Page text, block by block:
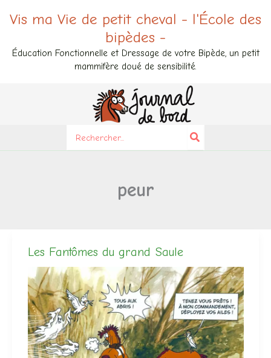
Vis ma Vie de petit cheval - l'École des
bipèdes -
Éducation Fonctionnelle et Dressage de votre Bipède, un petit
mammifère doué de sensibilité.
for:
peur
Les Fantômes du grand Saule